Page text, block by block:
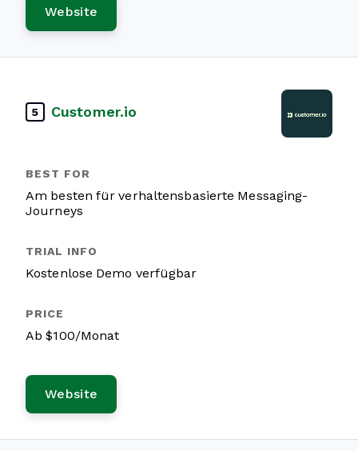
Website
5 Customer.io
Am besten für verhaltensbasierte Messaging-
Journeys
Kostenlose Demo verfügbar
Ab $100/Monat
Website